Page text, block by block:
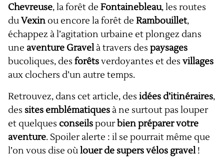
Chevreuse, la forêt de Fontainebleau, les routes
duVexin ou encore la forêt de Rambouillet,
échappez à l’agitation urbaine et plongez dans
une aventure Gravelà travers des paysages
bucoliques, des forêtsverdoyantes et des villages
aux clochers d’un autre temps.
Retrouvez, dans cet article, des idées d’itinéraires,
des sites emblématiques à ne surtout pas louper
et quelques conseilspourbien préparer votre
aventure. Spoiler alerte : il se pourrait même que
l’on vous dise oùlouer de supers vélos gravel!